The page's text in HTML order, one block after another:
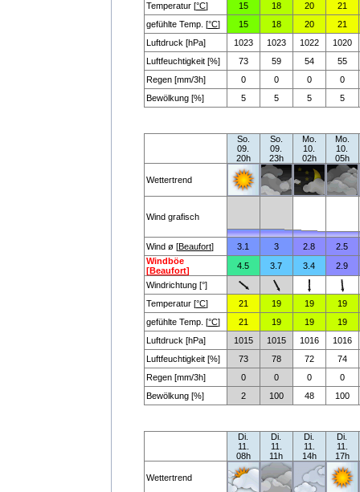
Temperatur [°C] 15 18 20
21
gefühlte Temp. [°C] 15 18 20
21
Luftdruck [hPa]
1023 1023 1022
1020
Luftfeuchtigkeit [%]
73 59 54
55
Regen [mm/3h]
0 0 0
0
Bewölkung [%]
5 5 5 5
So.
09.
20h
So.
09.
23h
Mo.
10.
02h
Mo.
10.
05h
Wettertrend
Wind grafisch
Wind ø [Beaufort] 3.1 3 2.8
2.5
Windböe
[Beaufort] 4.5 3.7 3.4
2.9
Windrichtung [°]
Temperatur [°C] 21 19 19
19
gefühlte Temp. [°C] 21 19 19
19
Luftdruck [hPa]
1015 1015 1016
1016
Luftfeuchtigkeit [%]
73 78 72
74
Regen [mm/3h]
0 0 0
0
Bewölkung [%]
2 100 48 100
Di.
11.
08h
Di.
11.
11h
Di.
11.
14h
Di.
11.
17h
Wettertrend